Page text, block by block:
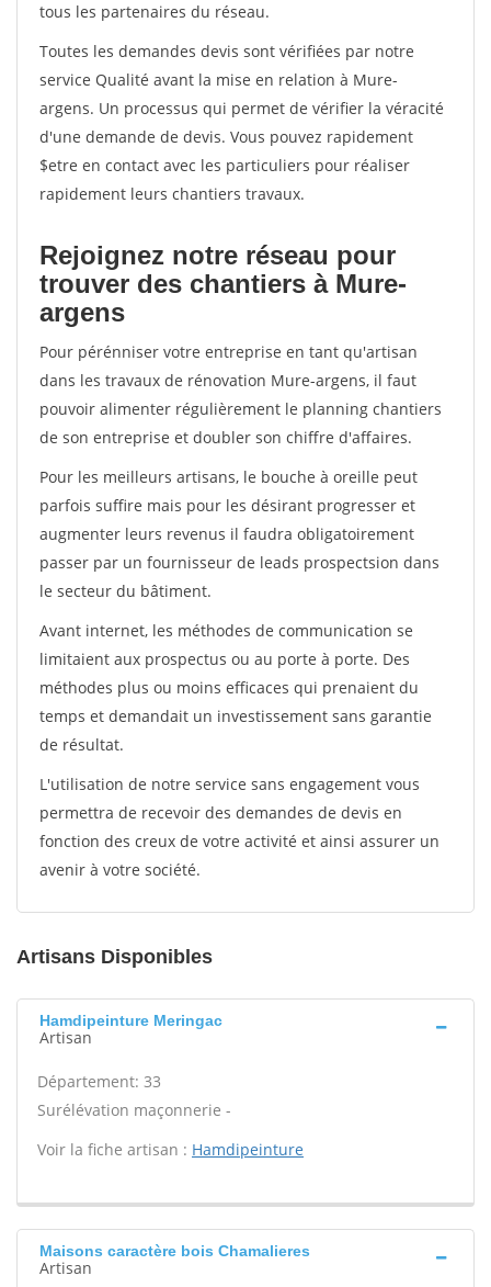
tous les partenaires du réseau.
Toutes les demandes devis sont vérifiées par notre
service Qualité avant la mise en relation à Mure-
argens. Un processus qui permet de vérifier la véracité
d'une demande de devis. Vous pouvez rapidement
$etre en contact avec les particuliers pour réaliser
rapidement leurs chantiers travaux.
Rejoignez notre réseau pour
trouver des chantiers à Mure-
argens
Pour pérénniser votre entreprise en tant qu'artisan
dans les travaux de rénovation Mure-argens, il faut
pouvoir alimenter régulièrement le planning chantiers
de son entreprise et doubler son chiffre d'affaires.
Pour les meilleurs artisans, le bouche à oreille peut
parfois suffire mais pour les désirant progresser et
augmenter leurs revenus il faudra obligatoirement
passer par un fournisseur de leads prospectsion dans
le secteur du bâtiment.
Avant internet, les méthodes de communication se
limitaient aux prospectus ou au porte à porte. Des
méthodes plus ou moins efficaces qui prenaient du
temps et demandait un investissement sans garantie
de résultat.
L'utilisation de notre service sans engagement vous
permettra de recevoir des demandes de devis en
fonction des creux de votre activité et ainsi assurer un
avenir à votre société.
Artisans Disponibles
Hamdipeinture Meringac
Artisan
Département: 33
Surélévation maçonnerie -
Voir la fiche artisan : Hamdipeinture
Maisons caractère bois Chamalieres
Artisan